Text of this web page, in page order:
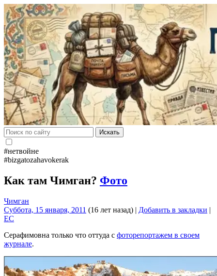
Искать
#нетвойне
#bizgatozahavokerak
Как там Чимган? Фото
Чимган
Суббота, 15 января, 2011 (16 лет назад) | Добавить в закладки |
EC
Серафимовна только что оттуда с фоторепортажем в своем
журнале.